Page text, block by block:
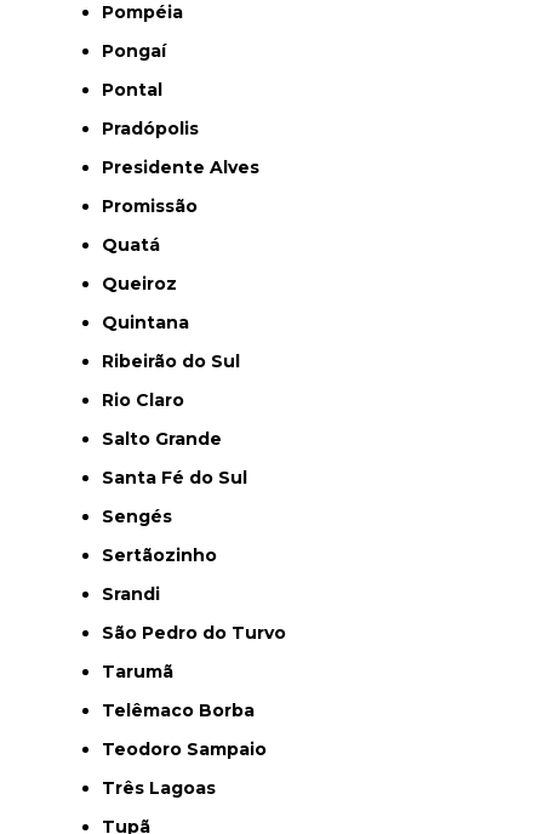
Pompéia
Pongaí
Pontal
Pradópolis
Presidente Alves
Promissão
Quatá
Queiroz
Quintana
Ribeirão do Sul
Rio Claro
Salto Grande
Santa Fé do Sul
Sengés
Sertãozinho
Srandi
São Pedro do Turvo
Tarumã
Telêmaco Borba
Teodoro Sampaio
Três Lagoas
Tupã